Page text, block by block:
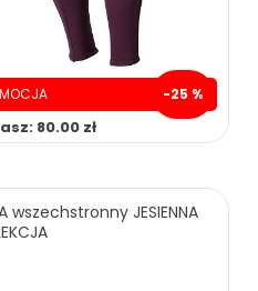
-25 %
80.00 zł
wszechstronny JESIENNA